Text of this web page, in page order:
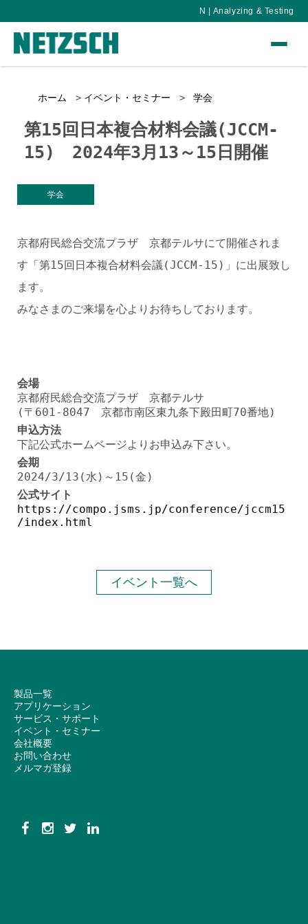
N | Analyzing & Testing
ホーム イベント・セミナー 学会
第15回日本複合材料会議(JCCM-
15) 2024年3月13～15日開催
学会
京都府民総合交流プラザ 京都テルサにて開催されま
す「第15回日本複合材料会議(JCCM-15)」に出展致し
ます。
みなさまのご来場を心よりお待ちしております。
会場
京都府民総合交流プラザ 京都テルサ
(〒601-8047 京都市南区東九条下殿田町70番地)
申込方法
下記公式ホームページよりお申込み下さい。
会期
2024/3/13(水)～15(金)
公式サイト
https://compo.jsms.jp/conference/jccm15
/index.html
イベント一覧へ
製品一覧
アプリケーション
サービス・サポート
イベント・セミナー
会社概要
お問い合わせ
メルマガ登録